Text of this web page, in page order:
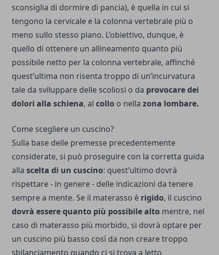
sconsiglia di dormire di pancia), è quella in cui si
tengono la cervicale e la colonna vertebrale più o
meno sullo stesso piano. L’obiettivo, dunque, è
quello di ottenere un allineamento quanto più
possibile netto per la colonna vertebrale, affinché
quest’ultima non risenta troppo di un’incurvatura
tale da sviluppare delle scoliosi o da provocare dei
dolori alla schiena, al collo o nella zona lombare.
Come scegliere un cuscino?
Sulla base delle premesse precedentemente
considerate, si può proseguire con la corretta guida
alla scelta di un cuscino: quest’ultimo dovrà
rispettare - in genere - delle indicazioni da tenere
sempre a mente. Se il materasso è rigido, il cuscino
dovrà essere quanto più possibile alto mentre, nel
caso di materasso più morbido, si dovrà optare per
un cuscino più basso così da non creare troppo
sbilanciamento quando ci si trova a letto.